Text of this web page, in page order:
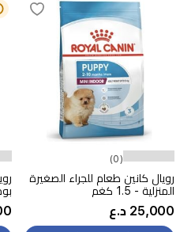
(0)
رويال كانين طعام للجراء الصغيرة
المنزلية - 1.5 كغم
25,000 د.ع